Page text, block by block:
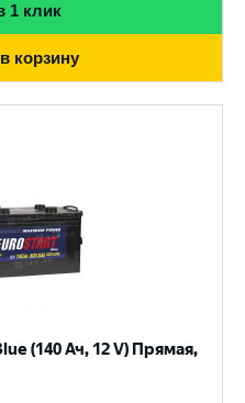
1 клик
корзину
(140 Ач, 12 V) Прямая,